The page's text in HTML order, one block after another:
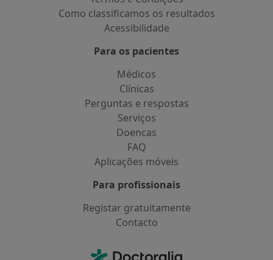
Como classificamos os resultados
Acessibilidade
Para os pacientes
Médicos
Clínicas
Perguntas e respostas
Serviços
Doencas
FAQ
Aplicações móveis
Para profissionais
Registar gratuitamente
Contacto
Doctoralia - Homepage